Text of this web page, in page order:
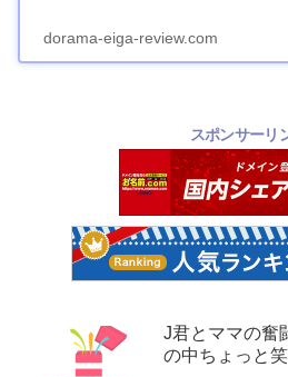
dorama-eiga-review.com
スポンサーリ
J君とママの
の中ちょっと